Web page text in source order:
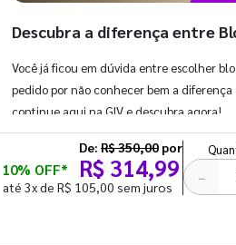
Descubra a diferença entre
Você já ficou em dúvida entre escolher
pedido por não conhecer bem a diferença
continue aqui na GIV e descubra agora!
10% OFF*
De: R$ 350,00 por
R$ 314,99
até 3x de R$ 105,00 sem juros
−